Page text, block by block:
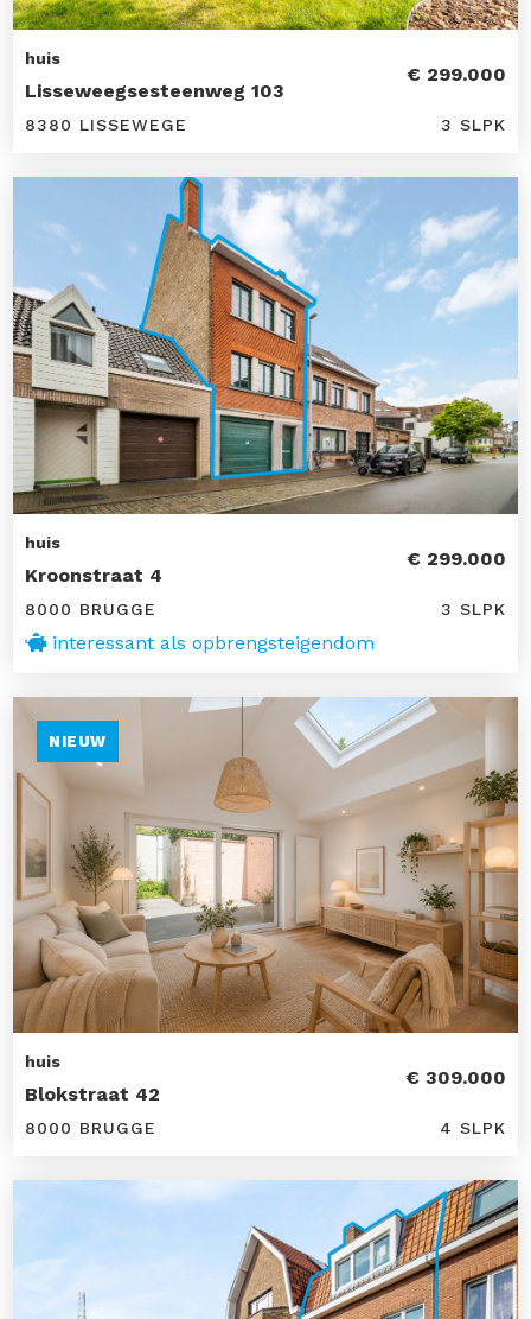
huis
Lisseweegsesteenweg 103
€ 299.000
8380 LISSEWEGE 3 SLPK
huis
Kroonstraat 4
€ 299.000
8000 BRUGGE 3 SLPK
interessant als opbrengsteigendom
NIEUW
huis
Blokstraat 42
€ 309.000
8000 BRUGGE 4 SLPK